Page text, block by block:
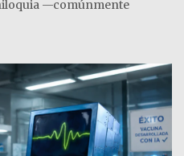
—comúnmente